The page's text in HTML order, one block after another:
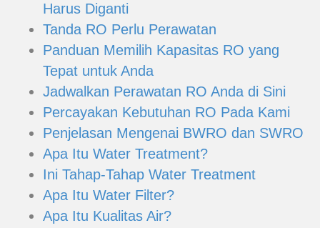
Harus Diganti
Tanda RO Perlu Perawatan
Panduan Memilih Kapasitas RO yang
Tepat untuk Anda
Jadwalkan Perawatan RO Anda di Sini
Percayakan Kebutuhan RO Pada Kami
Penjelasan Mengenai BWRO dan SWRO
Apa Itu Water Treatment?
Ini Tahap-Tahap Water Treatment
Apa Itu Water Filter?
Apa Itu Kualitas Air?